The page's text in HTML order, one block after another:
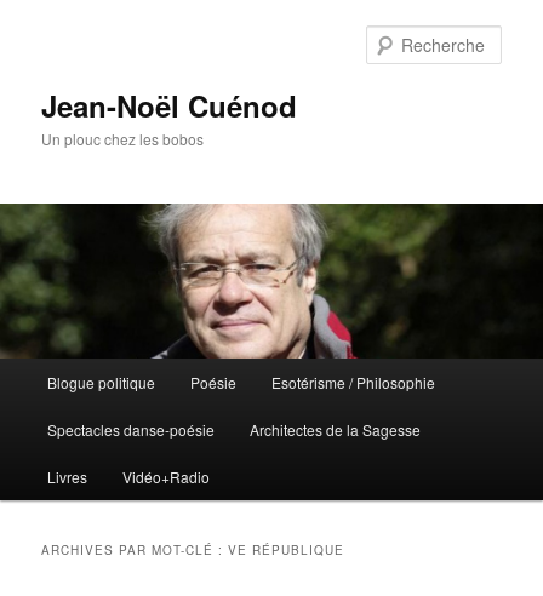
Jean-Noël Cuénod
Un plouc chez les bobos
Aller
au
contenu
principal
Aller
au
contenu
secondaire
Blogue politique Poésie Esotérisme / Philosophie
Spectacles danse-poésie Architectes de la Sagesse
Livres Vidéo+Radio
ARCHIVES PAR MOT-CLÉ :VE RÉPUBLIQUE